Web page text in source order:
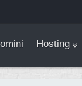
Hosting